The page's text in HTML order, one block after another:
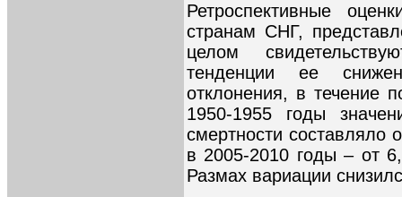
Ретроспективные
странам СНГ,
целом
тенденции ее
отклонения, в течение
1950-1955 годы
смертности
в 2005-2010 годы – от
Размах вариации